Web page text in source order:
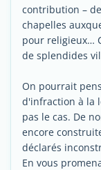
contribution –
chapelles
pour religieux…
de splendides
On pourrait
d'infraction à la
pas le cas. De
encore
déclarés
En vous